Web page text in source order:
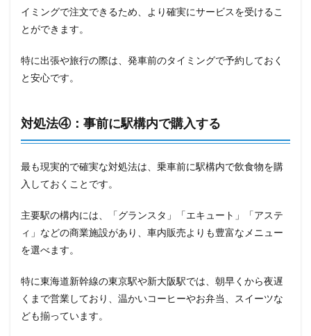
イミングで注文できるため、より確実にサービスを受けるこ
とができます。
特に出張や旅行の際は、発車前のタイミングで予約しておく
と安心です。
対処法④：事前に駅構内で購入する
最も現実的で確実な対処法は、乗車前に駅構内で飲食物を購
入しておくことです。
主要駅の構内には、「グランスタ」「エキュート」「アステ
ィ」などの商業施設があり、車内販売よりも豊富なメニュー
を選べます。
特に東海道新幹線の東京駅や新大阪駅では、朝早くから夜遅
くまで営業しており、温かいコーヒーやお弁当、スイーツな
ども揃っています。